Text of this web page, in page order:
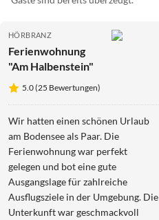
HÖRBRANZ
Ferienwohnung
"Am Halbenstein"
5.0 (25 Bewertungen)
Wir hatten einen schönen Urlaub
am Bodensee als Paar. Die
Ferienwohnung war perfekt
gelegen und bot eine gute
Ausgangslage für zahlreiche
Ausflugsziele in der Umgebung. Die
Unterkunft war geschmackvoll